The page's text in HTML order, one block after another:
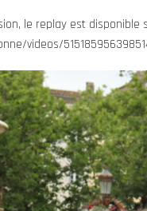
le replay est disponible
videos/